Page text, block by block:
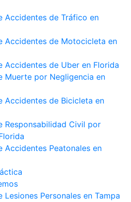
Accidentes de Tráfico en
Accidentes de Motocicleta en
Accidentes de Uber en Florida
Muerte por Negligencia en
Accidentes de Bicicleta en
Responsabilidad Civil por
Accidentes Peatonales en
Lesiones Personales en Tampa